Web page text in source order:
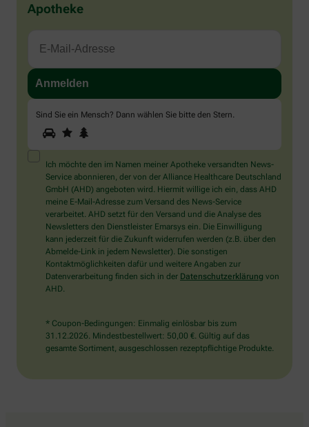
Apotheke
Sind Sie ein Mensch? Dann wählen Sie bitte den Stern.
Sind
Sie
ein
Mensch?
Dann
wählen
Sie
bitte
den
Stern.
1 2
Ich möchte den im Namen meiner Apotheke versandten News-
Service abonnieren, der von der Alliance Healthcare Deutschland
GmbH (AHD) angeboten wird. Hiermit willige ich ein, dass AHD
meine E-Mail-Adresse zum Versand des News-Service
verarbeitet. AHD setzt für den Versand und die Analyse des
Newsletters den Dienstleister Emarsys ein. Die Einwilligung
kann jederzeit für die Zukunft widerrufen werden (z.B. über den
Abmelde-Link in jedem Newsletter). Die sonstigen
Kontaktmöglichkeiten dafür und weitere Angaben zur
Datenverarbeitung finden sich in der Datenschutzerklärung von
AHD.
* Coupon-Bedingungen: Einmalig einlösbar bis zum
31.12.2026. Mindestbestellwert: 50,00 €. Gültig auf das
gesamte Sortiment, ausgeschlossen rezeptpflichtige Produkte.